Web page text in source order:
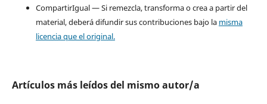
CompartirIgual — Si remezcla, transforma o crea a partir del
material, deberá difundir sus contribuciones bajo la misma
licencia que el original.
Artículos más leídos del mismo autor/a